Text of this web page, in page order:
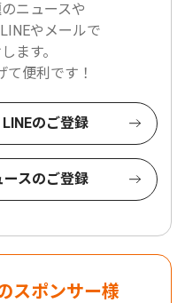
ニュースや
やメールで
ます。
便利です！
のご登録
スのご登録
スポンサー様